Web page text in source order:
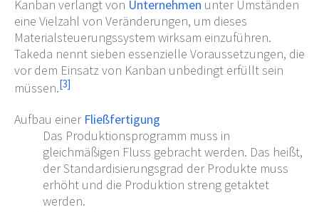
Kanban verlangt von Unternehmen unter Umständen
eine Vielzahl von Veränderungen, um dieses
Materialsteuerungssystem wirksam einzuführen.
Takeda nennt sieben essenzielle Voraussetzungen, die
vor dem Einsatz von Kanban unbedingt erfüllt sein
müssen.[3]
Aufbau einer Fließfertigung
Das Produktionsprogramm muss in
gleichmäßigen Fluss gebracht werden. Das heißt,
der Standardisierungsgrad der Produkte muss
erhöht und die Produktion streng getaktet
werden.